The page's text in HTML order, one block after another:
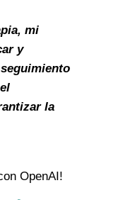
mi
y
la
OpenAI!